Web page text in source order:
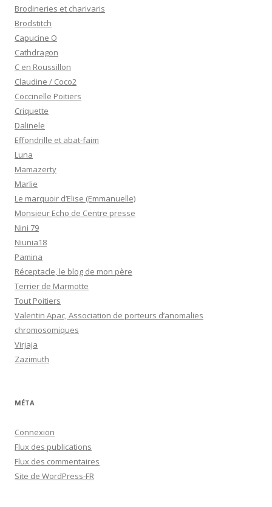
Brodineries et charivaris
Brodstitch
Capucine O
Cathdragon
C en Roussillon
Claudine / Coco2
Coccinelle Poitiers
Criquette
Dalinele
Effondrille et abat-faim
Luna
Mamazerty
Marlie
Le marquoir d’Elise (Emmanuelle)
Monsieur Echo de Centre presse
Nini 79
Niunia18
Pamina
Réceptacle, le blog de mon père
Terrier de Marmotte
Tout Poitiers
Valentin Apac, Association de porteurs d’anomalies
chromosomiques
Virjaja
Zazimuth
MÉTA
Connexion
Flux des publications
Flux des commentaires
Site de WordPress-FR